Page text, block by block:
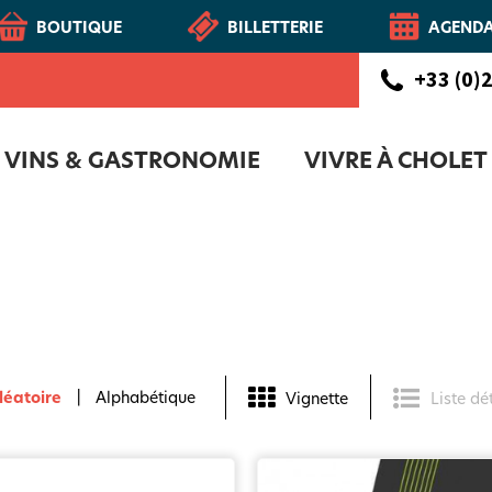
BOUTIQUE BILLETTERIE
+33
VINS & GASTRONOMIE VIVRE À CHOLET
Vignette Liste
Alphabétique